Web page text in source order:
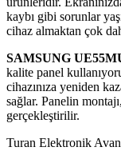
kaybı gibi sorunlar
cihaz almaktan çok
SAMSUNG
kalite panel
cihazınıza yeniden
sağlar. Panelin
gerçekleştirilir.
Turan Elektronik